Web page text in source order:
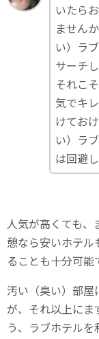
いたら
ません
い）ラ
サーチ
それこ
気でキ
けてお
い）ラ
は回避
人気が高くても
憩なら安いホテ
ることも十分可能
汚い（臭い）部屋
が、それ以上にま
う、ラブホテルを